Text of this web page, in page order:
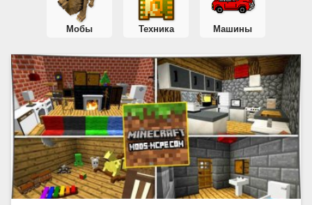
Мобы Техника Машины